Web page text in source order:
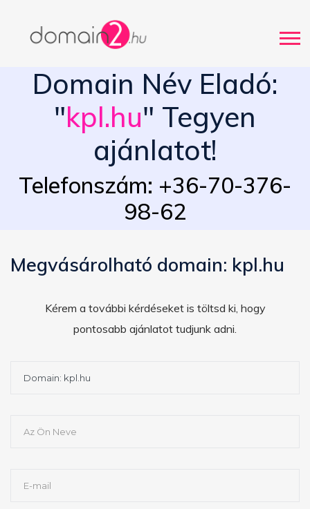
Domain Név Eladó:
"kpl.hu" Tegyen
ajánlatot!
Telefonszám: +36-70-376-
98-62
Megvásárolható domain: kpl.hu
Kérem a további kérdéseket is töltsd ki, hogy
pontosabb ajánlatot tudjunk adni.